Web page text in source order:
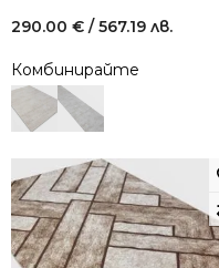
290.00 € / 567.19 лв.
Комбинирайте